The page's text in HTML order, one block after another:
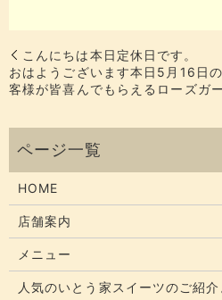
こんにちは本日定休日です。
おはようございます本日5月16日
客様が皆喜んでもらえるローズガ
HOME
店舗案内
メニュー
人気のいとう家スイーツのご紹介